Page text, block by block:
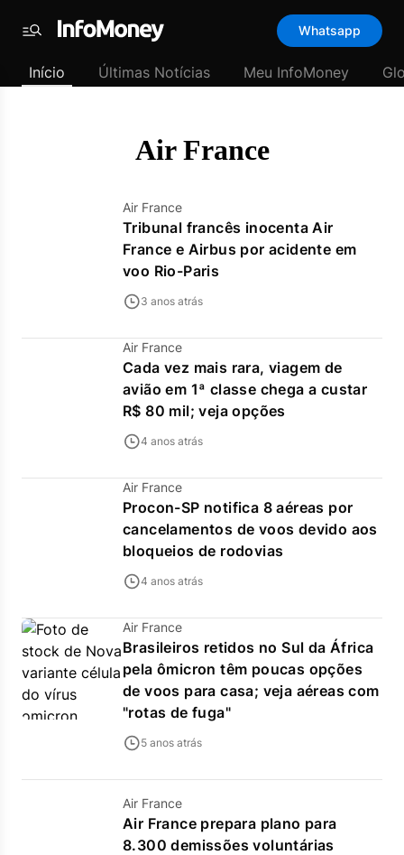
padrão
Últimas
Menu
Whatsapp
Início Últimas Notícias Meu InfoMoney
Air France
Air France
Tribunal francês inocenta Air
France e Airbus por acidente em
voo Rio-Paris
3 anos atrás
Air France
Cada vez mais rara, viagem de
avião em 1ª classe chega a custar
R$ 80 mil; veja opções
4 anos atrás
Air France
Procon-SP notifica 8 aéreas por
cancelamentos de voos devido aos
bloqueios de rodovias
4 anos atrás
Air France
Brasileiros retidos no Sul da África
pela ômicron têm poucas opções
de voos para casa; veja aéreas com
"rotas de fuga"
5 anos atrás
Air France
Air France prepara plano para
8.300 demissões voluntárias